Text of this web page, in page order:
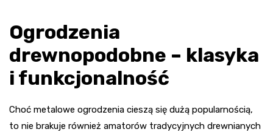
Ogrodzenia
drewnopodobne – klasyka
i funkcjonalność
Choć metalowe ogrodzenia cieszą się dużą popularnością,
to nie brakuje również amatorów tradycyjnych drewnianych